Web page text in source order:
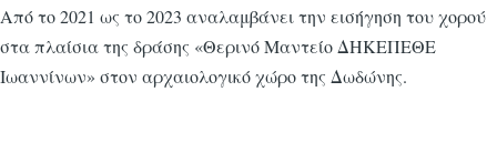
Από το 2021 ως το 2023 αναλαμβάνει την εισήγηση του χορού
στα πλαίσια της δράσης «Θερινό Μαντείο ΔΗΚΕΠΕΘΕ
Ιωαννίνων» στον αρχαιολογικό χώρο της Δωδώνης.